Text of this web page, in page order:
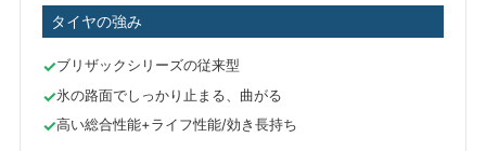
タイヤの強み
ブリザックシリーズの従来型
氷の路面でしっかり止まる、曲がる
高い総合性能+ライフ性能/効き長持ち